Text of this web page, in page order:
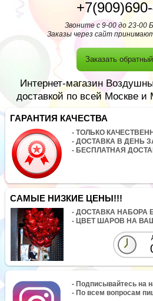
Звоните с 9-00 до 23-00
Заказы через сайт
Заказать
Интернет-магазин
доставкой по всей Москве и
ГАРАНТИЯ КАЧЕСТВА
- ТОЛЬКО
- ДОСТАВКА В ДЕНЬ
- БЕСПЛАТНАЯ
САМЫЕ НИЗКИЕ ЦЕНЫ!!!
- ДОСТАВКА НАБОРА
- ЦВЕТ ШАРОВ НА
- Подписывайтесь на
- По всем вопросам